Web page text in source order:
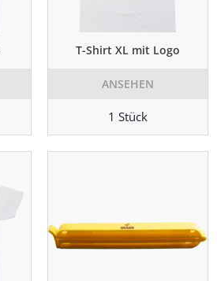
T-Shirt XL mit Logo
ANSEHEN
1 Stück